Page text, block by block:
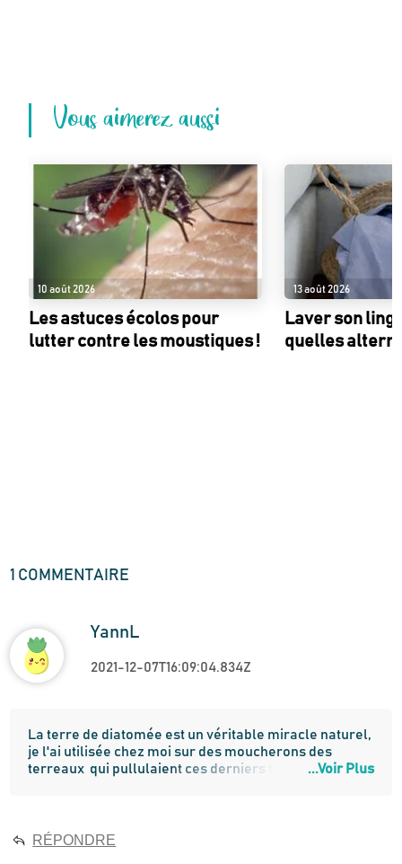
Vous aimerez aussi
10 août 2026
Les astuces écolos pour
lutter contre les moustiques !
13 août 2026
Laver son
quelles
1 COMMENTAIRE
YannL
2021-12-07T16:09:04.834Z
La terre de diatomée est un véritable miracle naturel,
je l'ai utilisée chez moi sur des moucherons des
terreaux  qui pullulaient ces derniers temps autour de
...Voir Plus
RÉPONDRE